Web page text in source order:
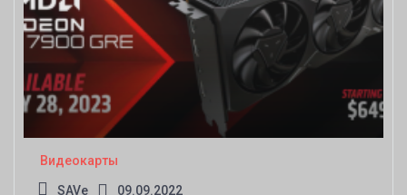
Видеокарты
SAVe 09.09.2022